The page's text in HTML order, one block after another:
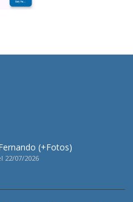
(+Fotos)
22/07/2026